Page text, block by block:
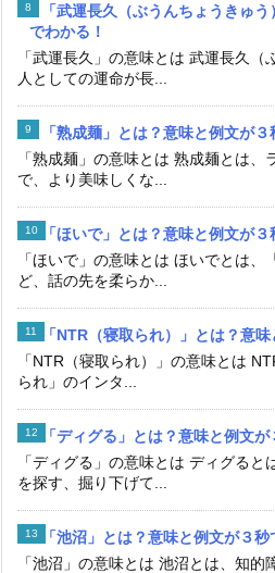
「武運長久（ぶうんちょうきゅ
でわかる！
「武運長久」の意味とは 武運長久
人としての運命が長...
「熟成麺」とは？意味と例文が３
「熟成麺」の意味とは 熟成麺とは、
で、より美味しくな...
「ほいで」とは？意味と例文が３
「ほいで」の意味とは ほいでとは
ど、話の先を柔らか...
「NTR（寝取られ）」とは？意
「NTR（寝取られ）」の意味とは
られ」のインタ...
「ディグる」とは？意味と例文が
「ディグる」の意味とは ディグる
を探す、掘り下げて...
「池沼」とは？意味と例文が３秒
「池沼」の意味とは 池沼とは、知